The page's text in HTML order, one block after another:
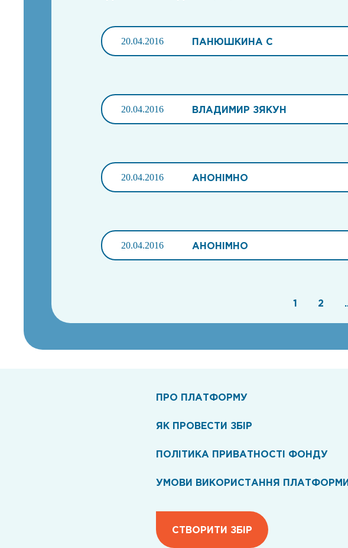
20.04.2016 ПАНЮШКИНА С
20.04.2016 ВЛАДИМИР ЗЯКУН
20.04.2016 АНОНІМНО
20.04.2016 АНОНІМНО
1 2
ПРО ПЛАТФОРМУ
ЯК ПРОВЕСТИ ЗБІР
ПОЛІТИКА ПРИВАТНОСТІ ФОНДУ
УМОВИ ВИКОРИСТАННЯ
СТВОРИТИ ЗБІР